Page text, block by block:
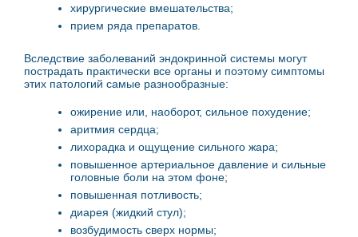
хирургические вмешательства;
прием ряда препаратов.
Вследствие заболеваний эндокринной системы могут
пострадать практически все органы и поэтому симптомы
этих патологий самые разнообразные:
ожирение или, наоборот, сильное похудение;
аритмия сердца;
лихорадка и ощущение сильного жара;
повышенное артериальное давление и сильные
головные боли на этом фоне;
повышенная потливость;
диарея (жидкий стул);
возбудимость сверх нормы;